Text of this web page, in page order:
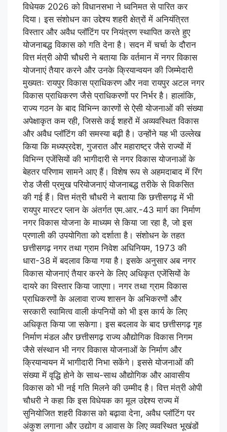
विधेयक 2026 को विधानसभा ने ध्वनिमत से पारित कर
दिया। इस संशोधन का उद्देश्य शहरी क्षेत्रों में अनियंत्रित
विस्तार और अवैध प्लॉटिंग पर नियंत्रण स्थापित करते हुए
योजनाबद्ध विकास को गति देना है। सदन में चर्चा के दौरान
वित्त मंत्री ओपी चौधरी ने बताया कि वर्तमान में नगर विकास
योजनाएं तैयार करने और उनके क्रियान्वयन की जिम्मेदारी
मुख्यतः रायपुर विकास प्राधिकरण और नवा रायपुर अटल नगर
विकास प्राधिकरण जैसे प्राधिकरणों पर निर्भर है। हालांकि,
राज्य गठन के बाद विभिन्न कारणों से ऐसी योजनाओं की संख्या
अपेक्षाकृत कम रही, जिससे कई शहरों में अव्यवस्थित विकास
और अवैध प्लॉटिंग की समस्या बढ़ी है। उन्होंने यह भी उल्लेख
किया कि मध्यप्रदेश, गुजरात और महाराष्ट्र जैसे राज्यों में
विभिन्न एजेंसियों की भागीदारी से नगर विकास योजनाओं के
बेहतर परिणाम सामने आए हैं। विशेष रूप से अहमदाबाद में रिंग
रोड जैसी प्रमुख परियोजनाएं योजनाबद्ध तरीके से विकसित
की गई हैं। वित्त मंत्री चौधरी ने बताया कि छत्तीसगढ़ में भी
रायपुर मास्टर प्लान के अंतर्गत एम.आर.-43 मार्ग का निर्माण
नगर विकास योजना के माध्यम से किया जा रहा है, जो इस
प्रणाली की उपयोगिता को दर्शाता है। संशोधन के तहत
छत्तीसगढ़ नगर तथा ग्राम निवेश अधिनियम, 1973 की
धारा-38 में बदलाव किया गया है। इसके अनुसार अब नगर
विकास योजनाएं तैयार करने के लिए अधिकृत एजेंसियों के
दायरे का विस्तार किया जाएगा। नगर तथा ग्राम विकास
प्राधिकरणों के अलावा राज्य शासन के अभिकरणों और
सरकारी स्वामित्व वाली कंपनियों को भी इस कार्य के लिए
अधिकृत किया जा सकेगा। इस बदलाव के बाद छत्तीसगढ़ गृह
निर्माण मंडल और छत्तीसगढ़ राज्य औद्योगिक विकास निगम
जैसे संस्थान भी नगर विकास योजनाओं के निर्माण और
क्रियान्वयन में भागीदारी निभा सकेंगे। इससे योजनाओं की
संख्या में वृद्धि होने के साथ-साथ औद्योगिक और आवासीय
विकास को भी नई गति मिलने की उम्मीद है। वित्त मंत्री ओपी
चौधरी ने कहा कि इस विधेयक का मूल उद्देश्य राज्य में
सुनियोजित शहरी विकास को बढ़ावा देना, अवैध प्लॉटिंग पर
अंकुश लगाना और उद्योग व आवास के लिए व्यवस्थित भूखंडों